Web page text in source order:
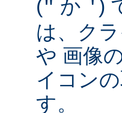
(" か ' )
は、ク
や 画像
イコン
す。